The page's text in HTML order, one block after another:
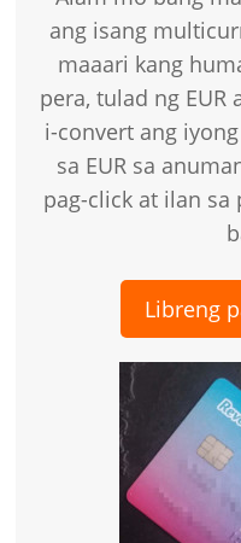
ang isang
maaari kang
pera, tulad ng EUR
i-convert ang iyong
sa EUR sa
pag-click at ilan
Libreng